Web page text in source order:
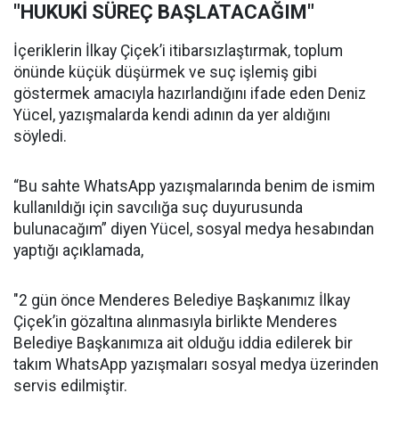
"HUKUKİ SÜREÇ BAŞLATACAĞIM"
İçeriklerin İlkay Çiçek’i itibarsızlaştırmak, toplum
önünde küçük düşürmek ve suç işlemiş gibi
göstermek amacıyla hazırlandığını ifade eden Deniz
Yücel, yazışmalarda kendi adının da yer aldığını
söyledi.
“Bu sahte WhatsApp yazışmalarında benim de ismim
kullanıldığı için savcılığa suç duyurusunda
bulunacağım” diyen Yücel, sosyal medya hesabından
yaptığı açıklamada,
"2 gün önce Menderes Belediye Başkanımız İlkay
Çiçek’in gözaltına alınmasıyla birlikte Menderes
Belediye Başkanımıza ait olduğu iddia edilerek bir
takım WhatsApp yazışmaları sosyal medya üzerinden
servis edilmiştir.